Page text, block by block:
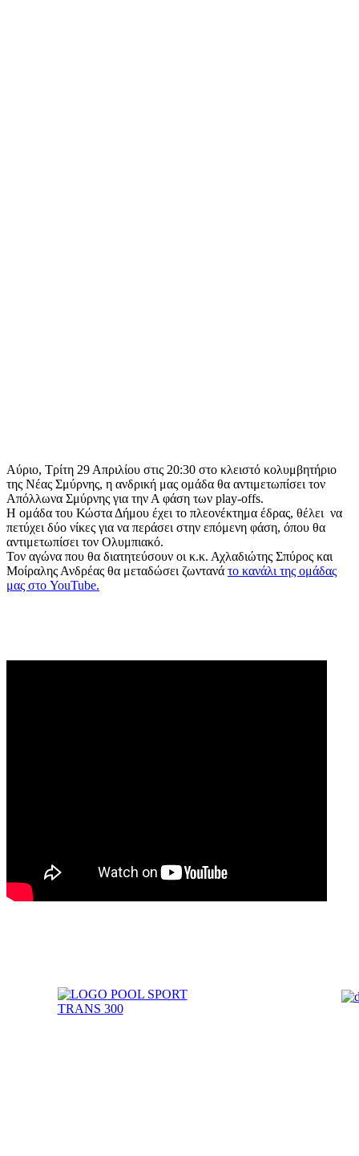
Αύριο, Τρίτη 29 Απριλίου στις 20:30 στο κλειστό κολυμβητήριο
της Νέας Σμύρνης, η ανδρική μας ομάδα θα αντιμετωπίσει τον
Απόλλωνα Σμύρνης για την Α φάση των play-offs.
Η ομάδα του Κώστα Δήμου έχει το πλεονέκτημα έδρας, θέλει να
πετύχει δύο νίκες για να περάσει στην επόμενη φάση, όπου θα
αντιμετωπίσει τον Ολυμπιακό.
Τον αγώνα που θα διατητεύσουν οι κ.κ. Αχλαδιώτης Σπύρος και
Μοίραλης Ανδρέας θα μεταδώσει ζωντανά το κανάλι της ομάδας
μας στο YouTube.